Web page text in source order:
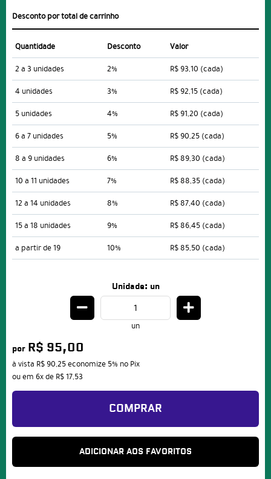
Desconto por total de carrinho
Quantidade Desconto
Valor
2 a 3 unidades
2% R$ 93,10 (cada)
4 unidades
3% R$ 92,15 (cada)
5 unidades
4% R$ 91,20 (cada)
6 a 7 unidades
5% R$ 90,25 (cada)
8 a 9 unidades
6% R$ 89,30 (cada)
10 a 11 unidades
7% R$ 88,35 (cada)
12 a 14 unidades
8% R$ 87,40 (cada)
15 a 18 unidades
9% R$ 86,45 (cada)
a partir de 19
10% R$ 85,50 (cada)
Unidade: un
un
por R$ 95,00
à vista R$ 90,25economize 5% no Pix
ou em 6xde R$ 17,53
COMPRAR
ADICIONAR AOS FAVORITOS